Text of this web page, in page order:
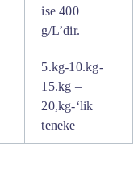
ise 400
g/L’dir.
5.kg-10.kg-
15.kg –
20,kg-‘lik
teneke